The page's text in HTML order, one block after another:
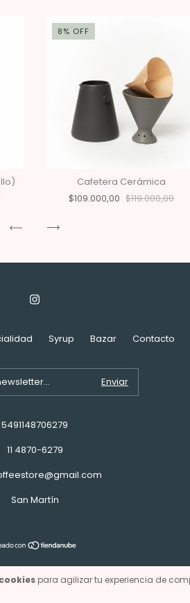
para agilizar tu experiencia de
8% OFF
Cafetera Cerámica
$109.000,00 $119.000,00
Syrup Bazar Contacto
5491148706279
11 4870-6279
San Martín
- 2026. Todos los derechos reservados.
reclamos ingresá acá. / Botón de